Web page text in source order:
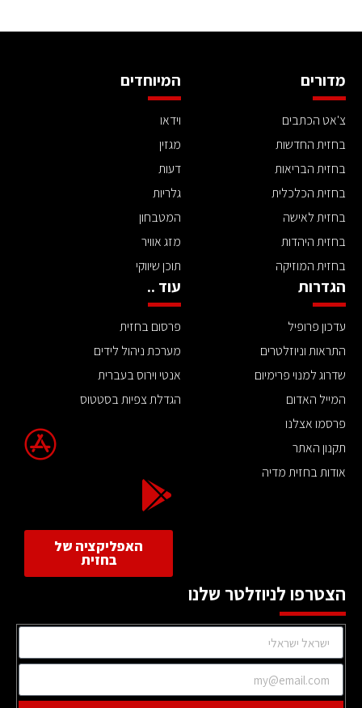
מדורים
צ'אט הכתבים
בחזית החדשות
בחזית הבריאות
בחזית הכלכלית
בחזית לאישה
בחזית היהדות
בחזית המוזיקה
המיוחדים
וידאו
מגזין
דעות
גלריות
המטבחון
מזג אוויר
תוכן שיווקי
הגדרות
עדכון פרופיל
התראות וניוזלטרים
שדרוג למנוי פרימיום
המייל האדום
פרסמו אצלנו
תקנון האתר
אודות בחזית מדיה
עוד ..
פרסום בחזית
מערכת ניהול לידים
אנטי וירוס בעברית
הגדלת צפיות בסטטוס
האפליקציה של
בחזית
הצטרפו לניוזלטר שלנו